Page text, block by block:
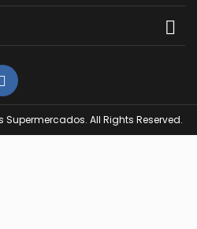

All Rights Reserved.